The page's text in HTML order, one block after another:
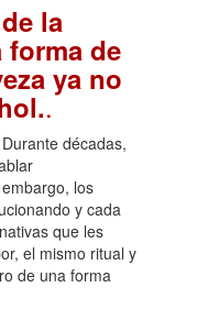
la
forma de
ya no
.
décadas,
los
y cada
que les
el mismo ritual y
de una forma